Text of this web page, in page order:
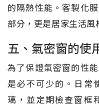
的隔熱性能。客製化
部分，更是居家生活風
五、氣密窗的使
為了保證氣密窗的性
是必不可少的。日常
璃，並定期檢查窗框